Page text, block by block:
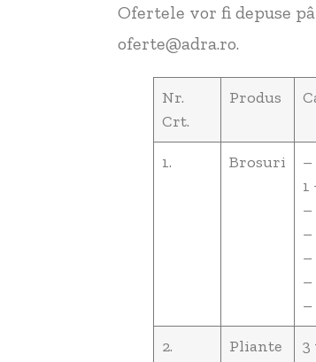
Ofertele vor fi depuse
oferte@adra.ro.
Nr.
Crt.
Produs
1. Brosuri
1
–
–
–
–
2. Pliante
3